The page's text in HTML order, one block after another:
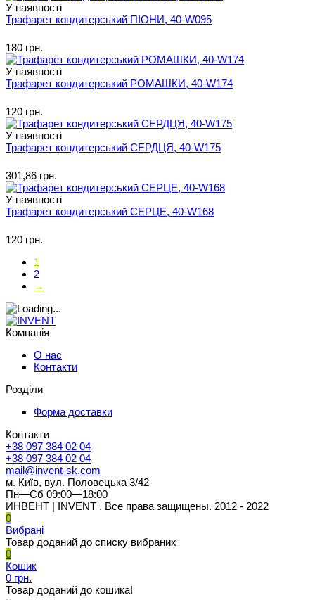
У наявності
Трафарет кондитерський ПІОНИ, 40-W095
180 грн.
У наявності
Трафарет кондитерський РОМАШКИ, 40-W174
120 грн.
У наявності
Трафарет кондитерський СЕРДЦЯ, 40-W175
301,86 грн.
У наявності
Трафарет кондитерський СЕРЦЕ, 40-W168
120 грн.
1
2
→
Компанія
О нас
Контакти
Розділи
Форма доставки
Контакти
+38 097 384 02 04
+38 097 384 02 04
mail@invent-sk.com
м. Київ, вул. Половецька 3/42
Пн—Сб 09:00—18:00
ИНВЕНТ | INVENT . Все права защищены. 2012 - 2022
0
Вибрані
Товар доданий до списку вибраних
0
Кошик
0 грн.
Товар доданий до кошика!